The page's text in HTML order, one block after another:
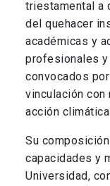
triestamental a
del quehacer
académicas y
profesionales
convocados
vinculación con
acción
Su
capacidades y
Universidad,